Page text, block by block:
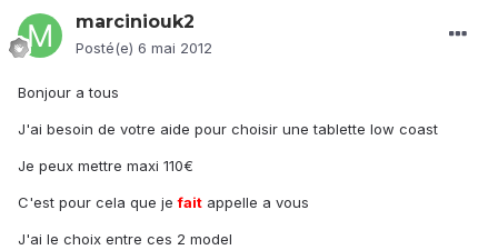
marciniouk2
Posté(e) 6 mai 2012
Bonjour a tous
J'ai besoin de votre aide pour choisir une tablette low coast
Je peux mettre maxi 110€
C'est pour cela que jefait appelle a vous
J'ai le choix entre ces 2 model